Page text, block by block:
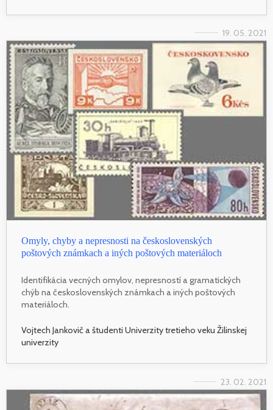
19. 05. 2021
Omyly, chyby a nepresnosti na československých
poštových známkach a iných poštových materiáloch
Identifikácia vecných omylov, nepresností a gramatických
chýb na československých známkach a iných poštových
materiáloch.
Vojtech Jankovič a študenti Univerzity tretieho veku Žilinskej
univerzity
23. 02. 2021